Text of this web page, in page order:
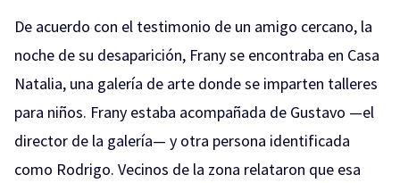
De acuerdo con el testimonio de un amigo cercano, la
noche de su desaparición, Frany se encontraba en Casa
Natalia, una galería de arte donde se imparten talleres
para niños. Frany estaba acompañada de Gustavo —el
director de la galería— y otra persona identificada
como Rodrigo. Vecinos de la zona relataron que esa